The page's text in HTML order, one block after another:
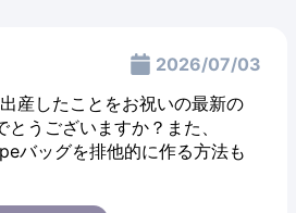
2026/07/03